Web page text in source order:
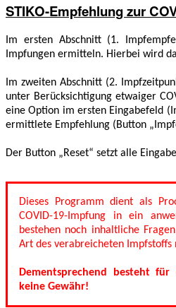
STIKO-Empfehlung zur
Im ersten Abschnitt (1.
Impfungen ermitteln. Hierbei wird
Im zweiten Abschnitt (2.
unter Berücksichtigung etwaiger
eine Option im ersten Eingabefeld
ermittlete Empfehlung (Button
Der Button „Reset“ setzt alle
Dieses Programm dient als
COVID-19-Impfung in ein
bestehen noch inhaltliche
Art des verabreicheten Impfstoffs
Dementsprechend besteht
keine Gewähr!